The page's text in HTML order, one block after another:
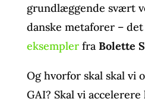
grundlæggende svært
danske metaforer –
eksemplerfra Bolette
Og hvorfor skal skal vi
GAI? Skal vi